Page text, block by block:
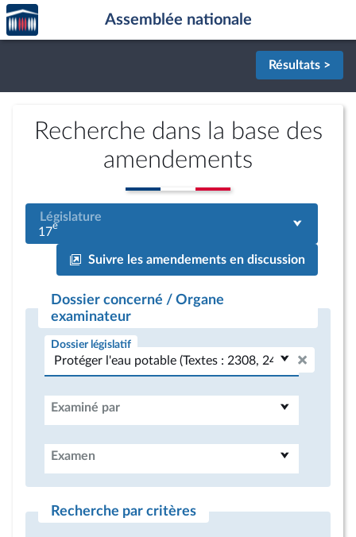
Aller au contenu
Aller en bas de la page
Accèder
à la
page
Assemblée nationale
Résultats >
Recherche dans la base des
amendements
Législature
17e
Suivre les amendements en discussion
Dossier concerné / Organe
examinateur
Dossier législatif
Examiné par
Examen
Recherche par critères